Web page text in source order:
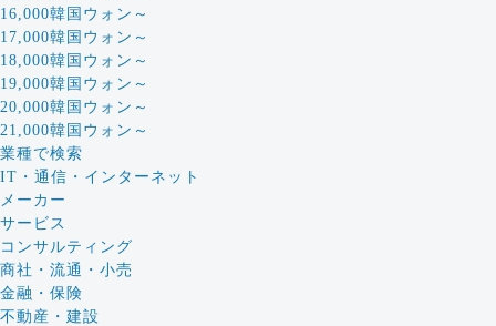
16,000韓国ウォン～
17,000韓国ウォン～
18,000韓国ウォン～
19,000韓国ウォン～
20,000韓国ウォン～
21,000韓国ウォン～
業種で検索
IT・通信・インターネット
メーカー
サービス
コンサルティング
商社・流通・小売
金融・保険
不動産・建設